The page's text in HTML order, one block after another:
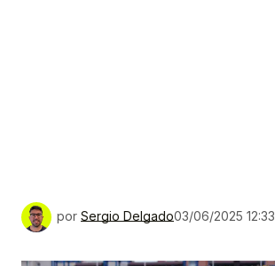
por Sergio Delgado03/06/2025 12:33